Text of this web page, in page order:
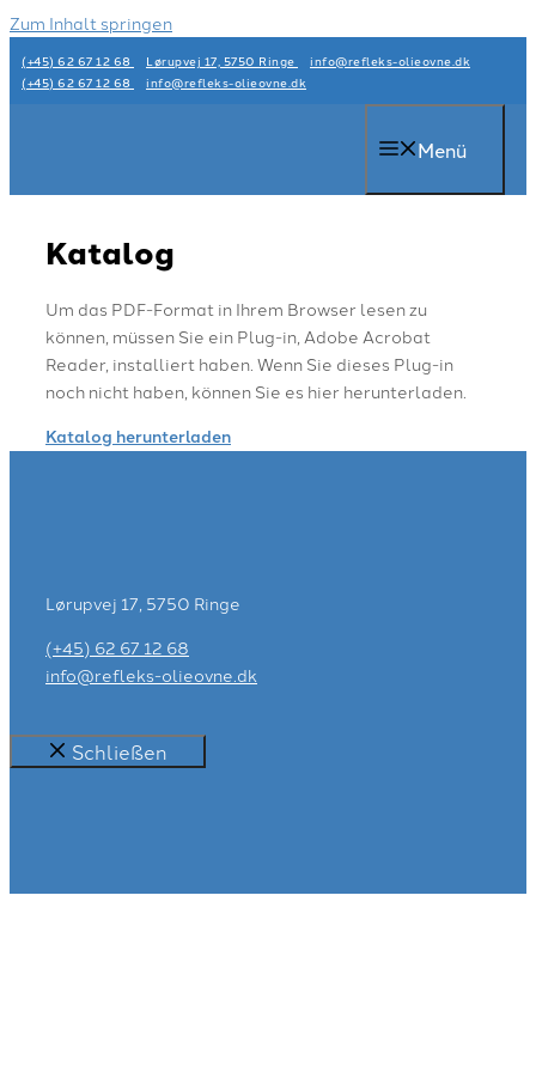
Zum Inhalt springen
(+45) 62 67 12 68 Lørupvej 17, 5750 Ringe
info@refleks-olieovne.dk
(+45) 62 67 12 68
info@refleks-olieovne.dk
Menü
Katalog
Um das PDF-Format in Ihrem Browser lesen zu
können, müssen Sie ein Plug-in, Adobe Acrobat
Reader, installiert haben. Wenn Sie dieses Plug-in
noch nicht haben, können Sie es hier herunterladen.
Katalog herunterladen
Lørupvej 17, 5750 Ringe
(+45) 62 67 12 68
info@refleks-olieovne.dk
Schließen